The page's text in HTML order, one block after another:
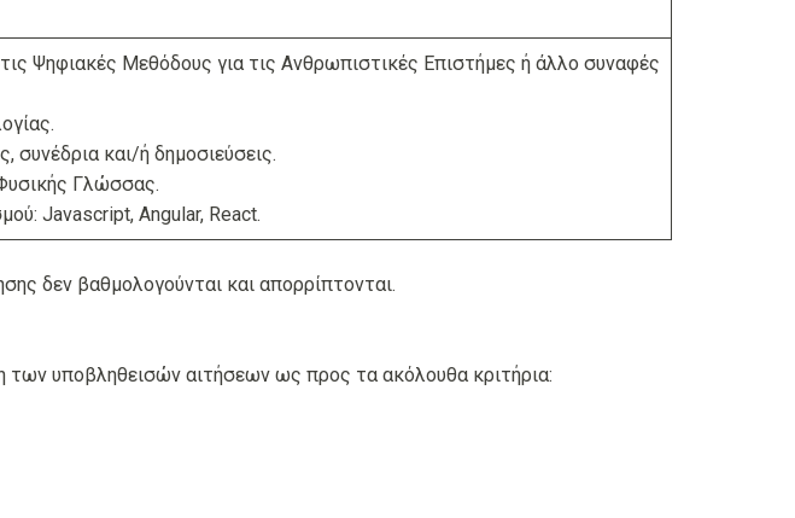
Ψηφιακές Μεθόδους για τις Ανθρωπιστικές Επιστήμες ή άλλο συναφές
συνέδρια και/ή δημοσιεύσεις.
Γλώσσας.
Javascript, Angular, React.
δεν βαθμολογούνται και απορρίπτονται.
υποβληθεισών αιτήσεων ως προς τα ακόλουθα κριτήρια: